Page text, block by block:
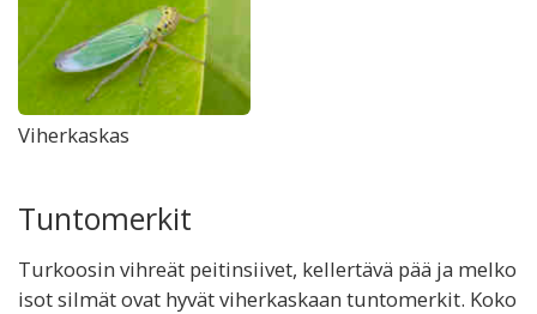
Viherkaskas
Tuntomerkit
Turkoosin vihreät peitinsiivet, kellertävä pää ja melko
isot silmät ovat hyvät viherkaskaan tuntomerkit. Koko